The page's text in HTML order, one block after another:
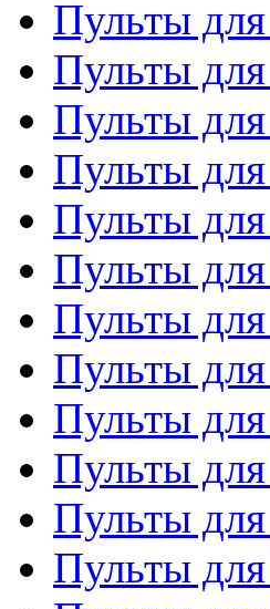
Пульты
Пульты
Пульты
Пульты
Пульты
Пульты
Пульты
Пульты
Пульты
Пульты
Пульты
Пульты